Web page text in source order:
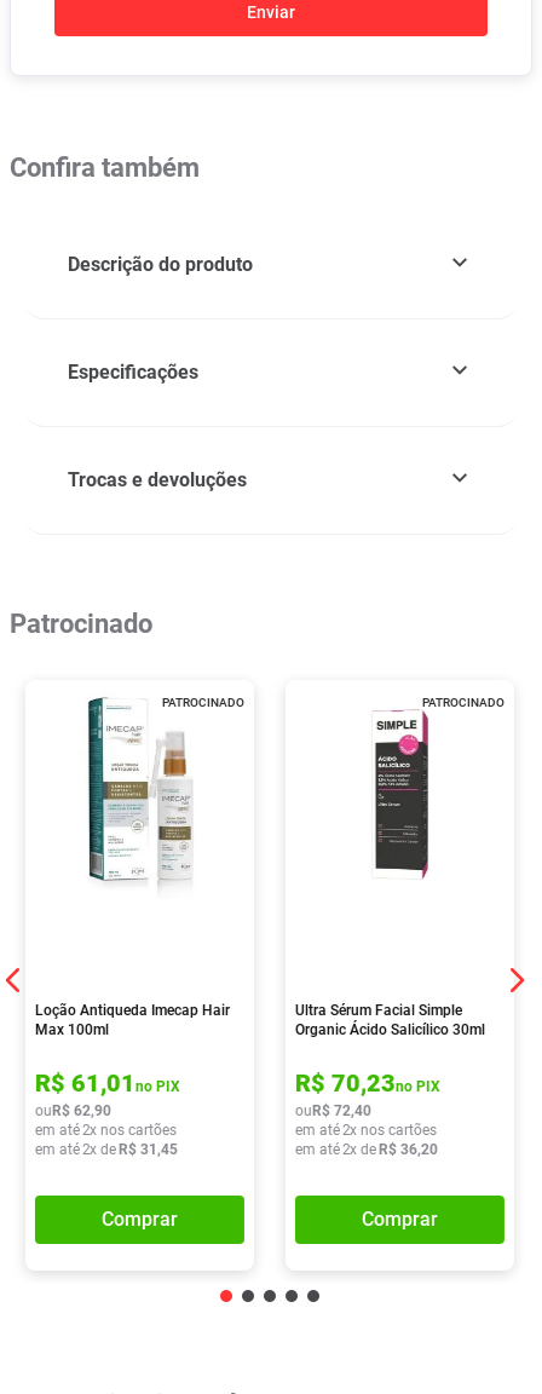
Enviar
Confira também
Descrição do produto
Especificações
Trocas e devoluções
Patrocinado
PATROCINADO
Loção Antiqueda Imecap Hair
Max 100ml
R$ 61,01 no PIX
ou R$ 62,90
em até2x nos cartões
em até2x de R$ 31 ,45
Comprar
PATROCINADO
Ultra Sérum Facial Simple
Organic Ácido Salicílico 30ml
R$ 70,23no PIX
ou R$ 72,40
em até2x nos cartões
em até2x de R$ 36,20
Comprar